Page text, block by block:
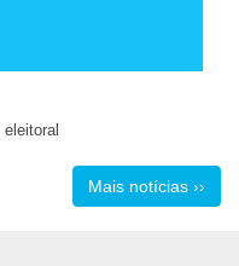
Mais notícias ››